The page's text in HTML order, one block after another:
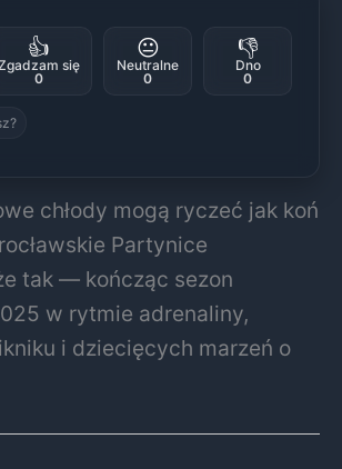
👍
się
0
😐
Neutralne
0
👎
Dno
0
chłody mogą ryczeć jak koń
Partynice
tak — kończąc sezon
w rytmie adrenaliny,
i dziecięcych marzeń o